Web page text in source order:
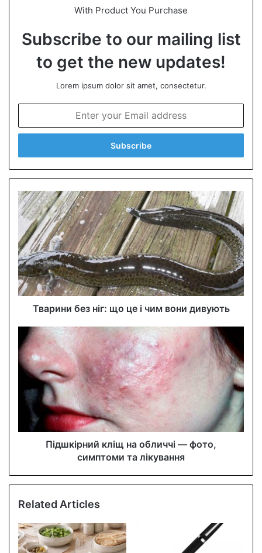
With Product You Purchase
Subscribe to our mailing list
to get the new updates!
Lorem ipsum dolor sit amet, consectetur.
t
r
y
u
r
E
m
a
i
l
a
d
s
Тварини без ніг: що це і чим вони дивують
Підшкірний кліщ на обличчі — фото,
симптоми та лікування
Related Articles